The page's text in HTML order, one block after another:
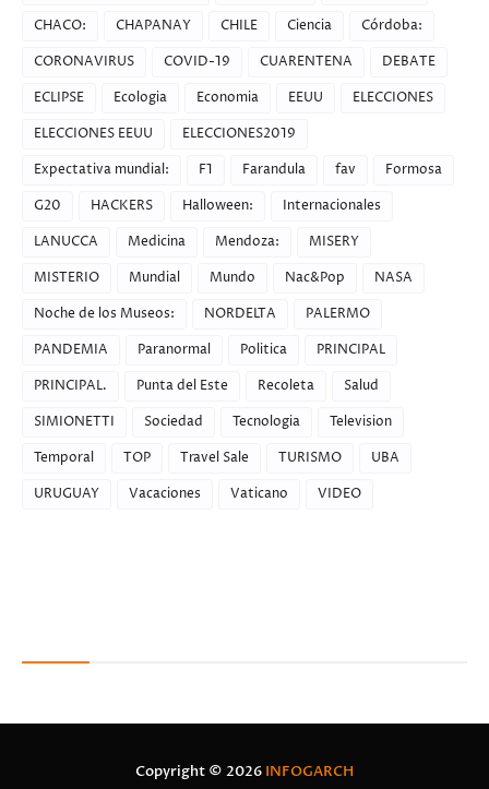
CHACO:
CHAPANAY CHILE Ciencia
Córdoba:
CORONAVIRUS
COVID-19 CUARENTENA
DEBATE
ECLIPSE
Ecologia Economia EEUU
ELECCIONES
ELECCIONES EEUU
ELECCIONES2019
Expectativa mundial:
F1 Farandula fav
Formosa
G20
HACKERS Halloween:
Internacionales
LANUCCA
Medicina Mendoza:
MISERY
MISTERIO
Mundial Mundo Nac&Pop
NASA
Noche de los Museos:
NORDELTA
PALERMO
PANDEMIA
Paranormal Politica
PRINCIPAL
PRINCIPAL.
Punta del Este Recoleta
Salud
SIMIONETTI
Sociedad Tecnologia
Television
Temporal
TOP Travel Sale TURISMO
UBA
URUGUAY
Vacaciones Vaticano VIDEO
Copyright © 2026 INFOGARCH